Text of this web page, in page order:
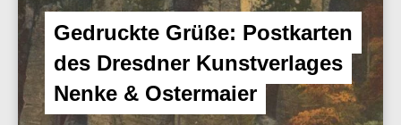
Gedruckte Grüße: Postkarten
des Dresdner Kunstverlages
Nenke & Ostermaier